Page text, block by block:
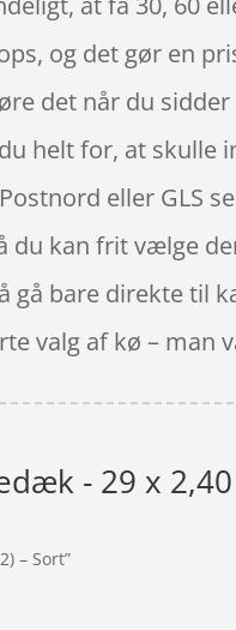
og det gør en
det når du
helt for, at skulle
eller GLS
kan frit vælge
bare direkte til
valg af kø – man
- 29 x
– Sort”